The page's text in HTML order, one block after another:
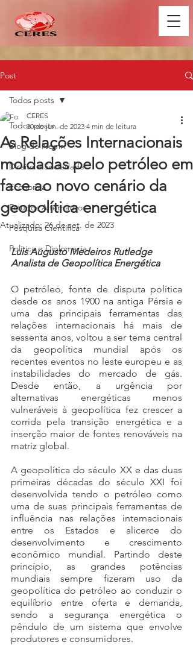
Post
Todos posts
Blog do Nemri
Direito e Sociedade
Economia
Estudos Alternativos
Pesquisa Científica
Política e Diplomacia
Todos posts
As Relações Internacionais
moldadas pelo petróleo em
face ao novo cenário da
geopolítica energética
CERES
30 de jun. de 2023 4 min de leitura
Atualizado: 26 de set. de 2023
Luis Augusto Medeiros Rutledge
Analista de Geopolítica Energética
O petróleo, fonte de disputa política
desde os anos 1900 na antiga Pérsia e
uma das principais ferramentas das
relações internacionais há mais de
sessenta anos, voltou a ser tema central
da geopolítica mundial após os
recentes eventos no leste europeu e as
instabilidades do mercado de gás.
Desde então, a urgência por
alternativas energéticas menos
vulneráveis à geopolítica fez crescer a
corrida pela transição energética e a
inserção maior de fontes renováveis na
matriz global.
A geopolítica do século XX e das duas
primeiras décadas do século XXI foi
desenvolvida tendo o petróleo como
uma de suas principais ferramentas de
influência nas relações internacionais
entre os Estados e alicerce do
desenvolvimento e crescimento
econômico mundial. Partindo deste
princípio, as grandes potências
mundiais sempre fizeram uso da
geopolítica do petróleo ao conduzir o
equilíbrio entre oferta e demanda,
sendo a segurança energética o
pêndulo de um sistema que envolve
produtores e consumidores.